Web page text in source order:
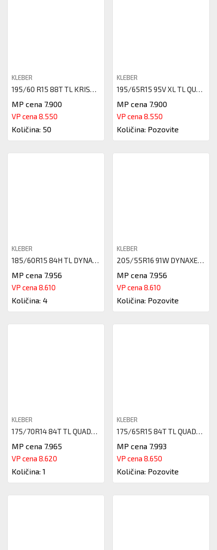
KLEBER
195/60 R15 88T TL KRISALP HP3
MP cena 7.900
VP cena 8.550
Količina: 50
KLEBER
195/65R15 95V XL TL QUADRAXER
MP cena 7.900
VP cena 8.550
Količina: Pozovite
KLEBER
185/60R15 84H TL DYNAXER HP4 K
MP cena 7.956
VP cena 8.610
Količina: 4
KLEBER
205/55R16 91W DYNAXER HP4 DT1
MP cena 7.956
VP cena 8.610
Količina: Pozovite
KLEBER
175/70R14 84T TL QUADRAXER2 KL
MP cena 7.965
VP cena 8.620
Količina: 1
KLEBER
175/65R15 84T TL QUADRAXER 3 K
MP cena 7.993
VP cena 8.650
Količina: Pozovite